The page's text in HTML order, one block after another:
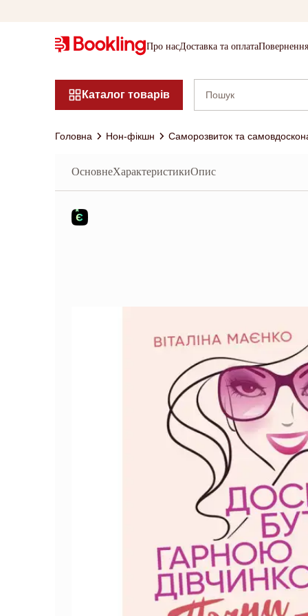
Про насДоставка та оплата
Каталог товарів
Головна Нон-фікшн Саморозвиток та
ОсновнеХарактеристикиОпис